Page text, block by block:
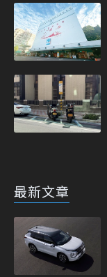
最新文章